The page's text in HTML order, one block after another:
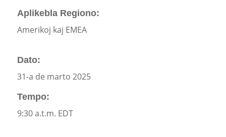
Aplikebla Regiono:
Amerikoj kaj EMEA
Dato:
31-a de marto 2025
Tempo:
9:30 a.t.m. EDT